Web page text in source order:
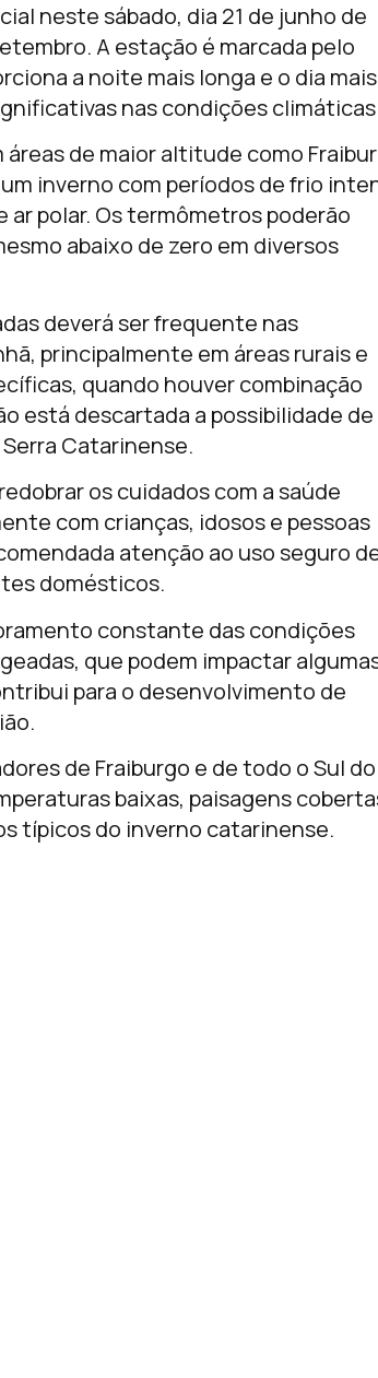
neste sábado, dia 21 de junho de
A estação é marcada pelo
a noite mais longa e o dia mais
nas condições
de maior altitude como
inverno com períodos de frio
polar. Os termômetros poderão
abaixo de zero em diversos
deverá ser frequente nas
principalmente em áreas rurais e
quando houver combinação
está descartada a possibilidade de
Catarinense.
os cuidados com a saúde
com crianças, idosos e pessoas
atenção ao uso seguro
domésticos.
constante das condições
que podem impactar
para o desenvolvimento de
de Fraiburgo e de todo o Sul do
baixas, paisagens
típicos do inverno catarinense.